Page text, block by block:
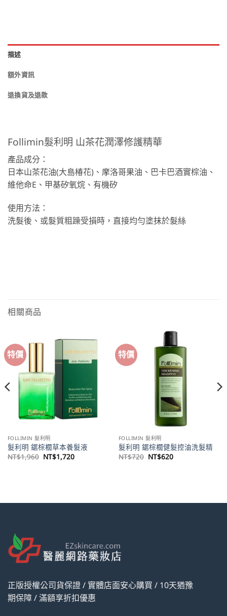
描述
額外資訊
退換貨及退款
Follimin髮利明 山茶花潤澤修護精華
產品成分：
日本山茶花油(大島椿花)、摩洛哥果油、巴卡巴酒實棕油、
維他命E、甲基矽氧烷、有機矽
使用方法：
洗髮後、或髮質粗躁受損時，直接均勻塗抹於髮絲
相關商品
特價
FOLLIMIN 髮利明
髮利明 鋸棕櫚草本養髮液
NT$1,960 原
始
NT$1,720目
前
特價
FOLLIMIN 髮利明
髮利明 鋸棕櫚健髮控油洗髮精
NT$720 原
始
NT$620目
前
正版授權公司貨保證 / 實體店面安心購買 / 10天猶豫
期保障 / 滿額享折扣優惠